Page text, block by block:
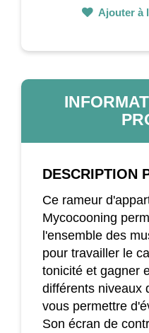
Ajouter à
DESCRIPTION
Ce rameur
Mycocooning
l'ensemble des
pour travailler le
tonicité et gagner
différents niveaux
vous permettre
Son écran de